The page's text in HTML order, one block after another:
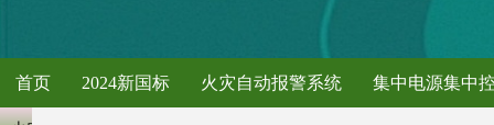
首页 2024新国标 火灾自动报警系统 集中电源集中